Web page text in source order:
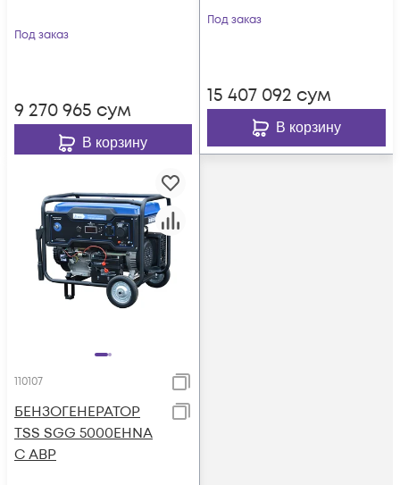
Под заказ
9 270 965 сум
В корзину
Под заказ
15 407 092 сум
В корзину
110107
БЕНЗОГЕНЕРАТОР
TSS SGG 5000EHNA
С АВР